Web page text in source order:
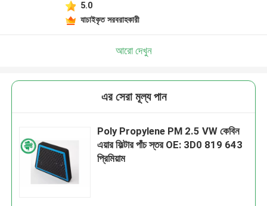
5.0
যাচাইকৃত সরবরাহকারী
আরো দেখুন
এর সেরা মূল্য পান
Poly Propylene PM 2.5 VW কেবিন
এয়ার ফিল্টার পাঁচ স্তর OE: 3D0 819 643
প্রিমিয়াম